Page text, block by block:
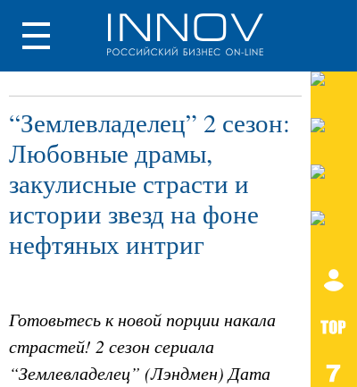
“Землевладелец” 2 сезон:
Любовные драмы,
закулисные страсти и
истории звезд на фоне
нефтяных интриг
Готовьтесь к новой порции накала
страстей! 2 сезон сериала
“Землевладелец” (Лэндмен) Дата